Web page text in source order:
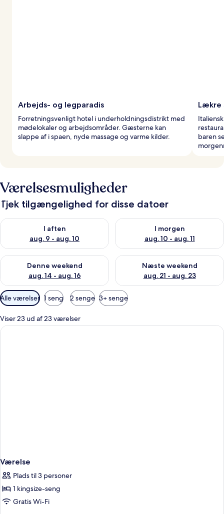
Arbejds- og legparadis
Forretningsvenligt hotel i underholdningsdistrikt med
mødelokaler og arbejdsområder. Gæsterne kan
slappe af i spaen, nyde massage og varme kilder.
Lækre
baren
Værelsesmuligheder
Tjek tilgængelighed for disse datoer
I aften
aug. 9 - aug. 10
Tjek tilgængelighed for i aften aug. 9 - aug. 10
I morgen
aug. 10 - aug. 11
Tjek tilgængelighed for i
Denne weekend
aug. 14 - aug. 16
Tjek tilgængelighed for denne weekend aug. 14 - aug. 16
Næste weekend
aug. 21 - aug. 23
Tjek tilgængelighed for næste
Tilgængelige
filtre
for
værelser
Alle værelser 1 seng 2 senge 3+ senge
Viser 23 ud af 23 værelser
Værelse
Plads til 3 personer
1 kingsize-seng
Gratis Wi-Fi